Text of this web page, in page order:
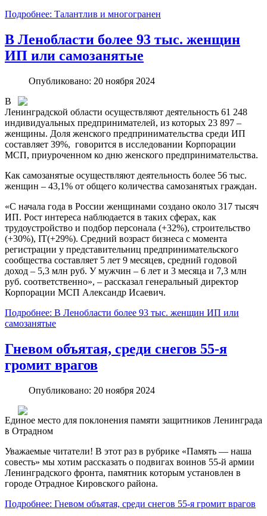
Подробнее: Талантлив и многогранен
В Ленобласти более 93 тыс. женщин
ИП или самозанятые
Опубликовано: 20 ноября 2024
В
Ленинградской области осуществляют деятельность 61 248
индивидуальных предпринимателей, из которых 23 897 –
женщины. Доля женского предпринимательства среди ИП
составляет 39%, говорится в исследовании Корпорации
МСП, приуроченном ко дню женского предпринимательства.
Как самозанятые осуществляют деятельность более 56 тыс.
женщин – 43,1% от общего количества самозанятых граждан.
«С начала года в России женщинами создано около 317 тысяч
ИП. Рост интереса наблюдается в таких сферах, как
трудоустройство и подбор персонала (+32%), строительство
(+30%), IT(+29%). Средний возраст бизнеса с момента
регистрации у представительниц предпринимательского
сообщества составляет 5 лет 9 месяцев, средний годовой
доход – 5,3 млн руб. У мужчин – 6 лет и 3 месяца и 7,3 млн
руб. соответственно», – рассказал генеральный директор
Корпорации МСП Александр Исаевич.
Подробнее: В Ленобласти более 93 тыс. женщин ИП или
самозанятые
Гневом объятая, среди снегов 55-я
громит врагов
Опубликовано: 20 ноября 2024
Единое место для поклонения памяти защитников Ленинграда
в Отрадном
Уважаемые читатели! В этот раз в рубрике «Память — наша
совесть» мы хотим рассказать о подвигах воинов 55-й армии
Ленинградского фронта, памятник которым установлен в
городе Отрадное Кировского района.
Подробнее: Гневом объятая, среди снегов 55-я громит врагов